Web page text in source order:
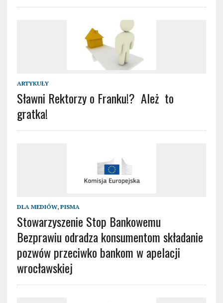
ARTYKUŁY
Sławni Rektorzy o Franku!? Ależ to
gratka!
DLA MEDIÓW, PISMA
Stowarzyszenie Stop Bankowemu
Bezprawiu odradza konsumentom składanie
pozwów przeciwko bankom w apelacji
wrocławskiej